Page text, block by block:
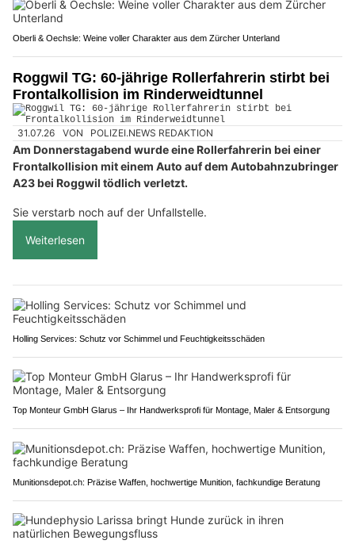
Oberli & Oechsle: Weine voller Charakter aus dem Zürcher Unterland
Roggwil TG: 60-jährige Rollerfahrerin stirbt bei
Frontalkollision im Rinderweidtunnel
31.07.26 VON POLIZEI.NEWS REDAKTION
Am Donnerstagabend wurde eine Rollerfahrerin bei einer
Frontalkollision mit einem Auto auf dem Autobahnzubringer
A23 bei Roggwil tödlich verletzt.
Sie verstarb noch auf der Unfallstelle.
Weiterlesen
Holling Services: Schutz vor Schimmel und Feuchtigkeitsschäden
Top Monteur GmbH Glarus – Ihr Handwerksprofi für Montage, Maler & Entsorgung
Munitionsdepot.ch: Präzise Waffen, hochwertige Munition, fachkundige Beratung